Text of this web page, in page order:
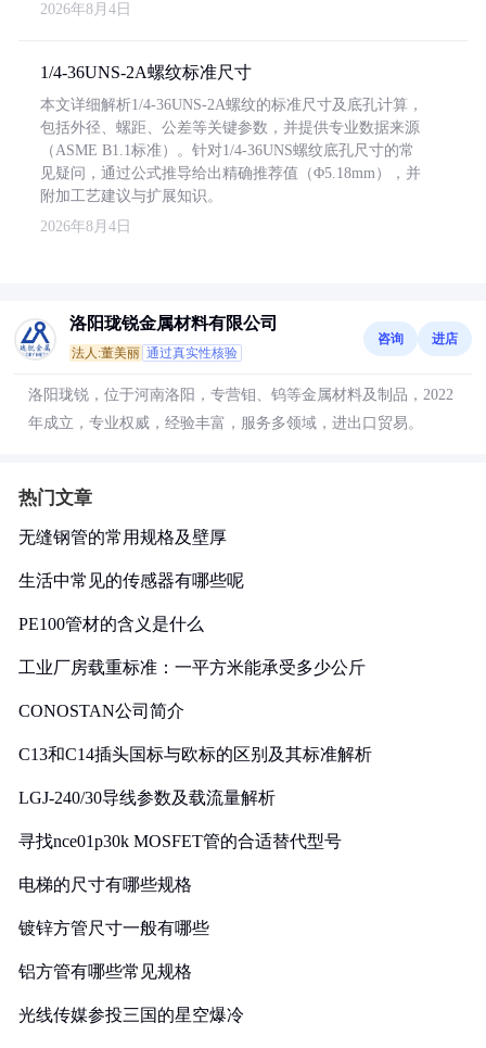
2026年8月4日
1/4-36UNS-2A螺纹标准尺寸
本文详细解析1/4-36UNS-2A螺纹的标准尺寸及底孔计算，
包括外径、螺距、公差等关键参数，并提供专业数据来源
（ASME B1.1标准）。针对1/4-36UNS螺纹底孔尺寸的常
见疑问，通过公式推导给出精确推荐值（Φ5.18mm），并
附加工艺建议与扩展知识。
2026年8月4日
洛阳珑锐金属材料有限公司
法人:董美丽 通过真实性核验
咨询 进店
洛阳珑锐，位于河南洛阳，专营钼、钨等金属材料及制品，2022
年成立，专业权威，经验丰富，服务多领域，进出口贸易。
热门文章
无缝钢管的常用规格及壁厚
生活中常见的传感器有哪些呢
PE100管材的含义是什么
工业厂房载重标准：一平方米能承受多少公斤
CONOSTAN公司简介
C13和C14插头国标与欧标的区别及其标准解析
LGJ-240/30导线参数及载流量解析
寻找nce01p30k MOSFET管的合适替代型号
电梯的尺寸有哪些规格
镀锌方管尺寸一般有哪些
铝方管有哪些常见规格
光线传媒参投三国的星空爆冷